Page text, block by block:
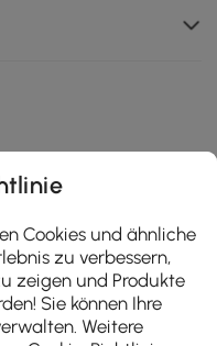
Cookies und ähnliche
zu verbessern,
zeigen und Produkte
Sie können Ihre
Weitere